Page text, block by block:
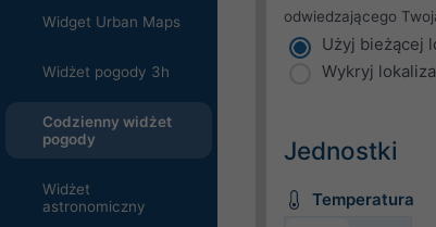
Widget Urban Maps
Widżet pogody 3h
Codzienny widżet
pogody
Widżet
astronomiczny
odwiedzającego
Użyj bieżącej
Wykryj
Jednostki
Temperatura